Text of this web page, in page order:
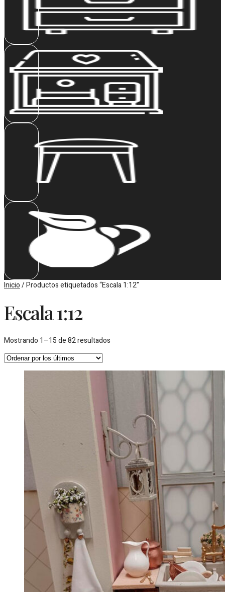
Inicio/ Productos etiquetados “Escala 1:12”
Escala 1:12
Mostrando 1–15 de 82 resultados
últimos